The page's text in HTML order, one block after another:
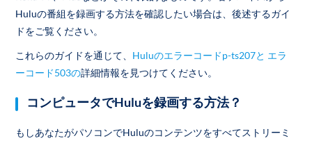
Huluの番組を録画する方法を確認したい場合は、後述するガイ
ドをご覧ください。
これらのガイドを通じて、 Huluのエラーコードp-ts207と エラ
ーコード503の詳細情報を見つけてください。
コンピュータでHuluを録画する方法？
もしあなたがパソコンでHuluのコンテンツをすべてストリーミ